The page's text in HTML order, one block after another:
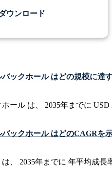
ウンロード
ックホール はどの規模に達
ール は、 2035年までに USD
ックホール はどのCAGRを
、 2035年までに 年平均成長